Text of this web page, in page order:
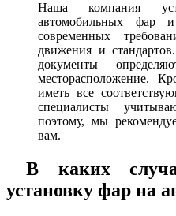
Наша компания
автомобильных фар
современных
движения и
документы
месторасположение.
иметь все
специалисты
поэтому, мы
вам.
В каких
установку фар на